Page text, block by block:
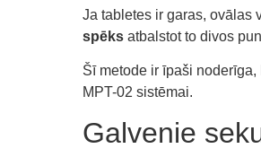
Ja tabletes ir garas, ovālas
spēks atbalstot to divos
Šī metode ir īpaši noderīga,
MPT-02 sistēmai.
Galvenie